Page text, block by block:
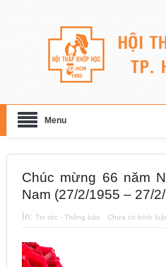
Menu
Chúc mừng 66 năm
Nam (27/2/1955 – 27/
In: Tin tức - Thông báo Chưa có bình